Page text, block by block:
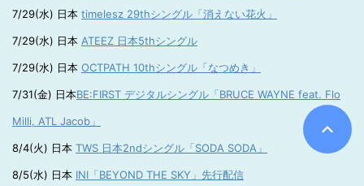
7/29(水) 日本 timelesz 29thシングル「消えない花火」
7/29(水) 日本 ATEEZ 日本5thシングル
7/29(水) 日本 OCTPATH 10thシングル「なつめき」
7/31(金) 日本BE:FIRST デジタルシングル「BRUCE WAYNE feat. Flo
Milli, ATL Jacob」
8/4(火) 日本 TWS 日本2ndシングル「SODA SODA」
8/5(水) 日本 INI「BEYOND THE SKY」先行配信